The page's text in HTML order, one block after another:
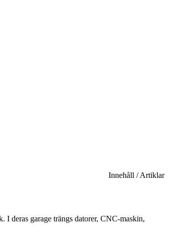
Innehåll / Artiklar
I deras garage trängs datorer, CNC-maskin,